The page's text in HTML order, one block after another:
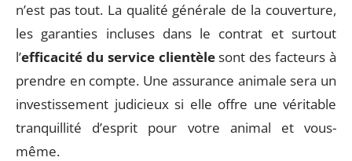
n’est pas tout. La qualité générale de la couverture,
les garanties incluses dans le contrat et surtout
l’efficacité du service clientèlesont des facteurs à
prendre en compte. Une assurance animale sera un
investissement judicieux si elle offre une véritable
tranquillité d’esprit pour votre animal et vous-
même.